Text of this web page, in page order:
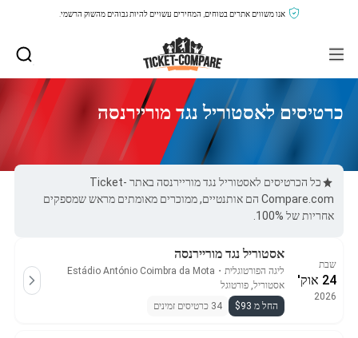
אנו משווים אתרים בטוחים, המחירים עשויים להיות גבוהים מהשוק הרשמי.
כרטיסים לאסטוריל נגד מוריירנסה
כל הכרטיסים לאסטוריל נגד מוריירנסה באתר Ticket-
Compare.com הם אותנטיים, ממוכרים מאומתים מראש שמספקים
אחריות של 100%.
שבת
24 אוק'
2026
אסטוריל נגד מוריירנסה
ליגה הפורטוגלית ・
Estádio António Coimbra da Mota
אסטוריל, פורטוגל
החל מ $93
34 כרטיסים זמינים